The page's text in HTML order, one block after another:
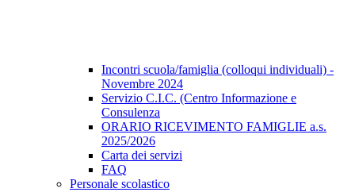
Incontri scuola/famiglia (colloqui individuali) -
Novembre 2024
Servizio C.I.C. (Centro Informazione e
Consulenza
ORARIO RICEVIMENTO FAMIGLIE a.s.
2025/2026
Carta dei servizi
FAQ
Personale scolastico